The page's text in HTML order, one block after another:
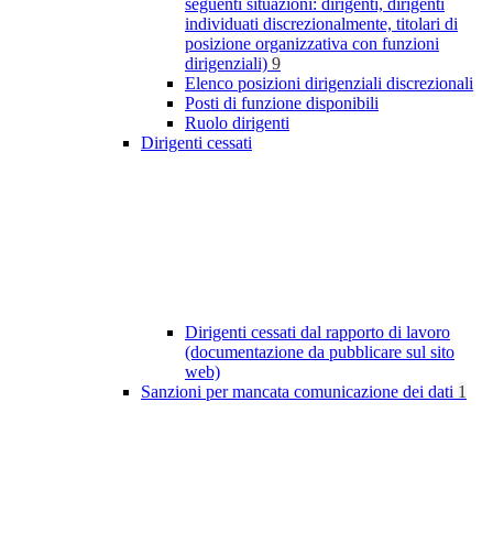
seguenti situazioni: dirigenti, dirigenti
individuati discrezionalmente, titolari di
posizione organizzativa con funzioni
dirigenziali) 9
Elenco posizioni dirigenziali discrezionali
Posti di funzione disponibili
Ruolo dirigenti
Dirigenti cessati
Dirigenti cessati dal rapporto di lavoro
(documentazione da pubblicare sul sito
web)
Sanzioni per mancata comunicazione dei dati 1